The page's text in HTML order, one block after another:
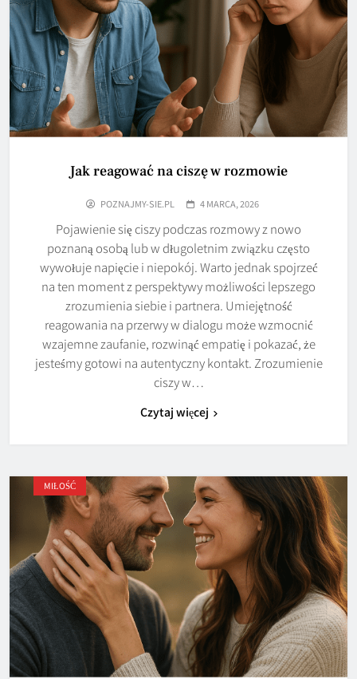
Jak reagować na ciszę w rozmowie
POZNAJMY-SIE.PL 4 MARCA, 2026
Pojawienie się ciszy podczas rozmowy z nowo
poznaną osobą lub w długoletnim związku często
wywołuje napięcie i niepokój. Warto jednak spojrzeć
na ten moment z perspektywy możliwości lepszego
zrozumienia siebie i partnera. Umiejętność
reagowania na przerwy w dialogu może wzmocnić
wzajemne zaufanie, rozwinąć empatię i pokazać, że
jesteśmy gotowi na autentyczny kontakt. Zrozumienie
ciszy w…
Czytaj więcej
MIŁOŚĆ